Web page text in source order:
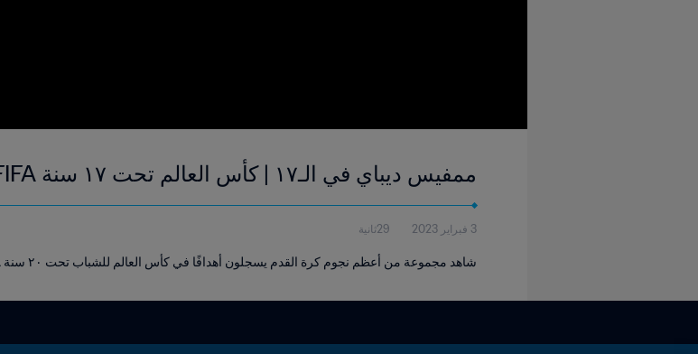
ممفيس ديباي في الـ١٧ | كأس العالم تحت ١٧ سنة FIFA المكسيك ٢٠١١
3 فبراير 2023 29ثانية
شاهد مجموعة من أعظم نجوم كرة القدم يسجلون أهدافًا في كأس العالم للشباب تحت ٢٠ سنة FIFA..